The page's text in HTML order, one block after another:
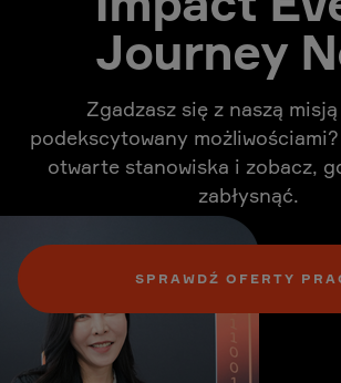
Journey
Zgadzasz się z naszą
podekscytowany
otwarte stanowiska i zobacz,
zabłysnąć.
SPRAWDŹ OFERTY